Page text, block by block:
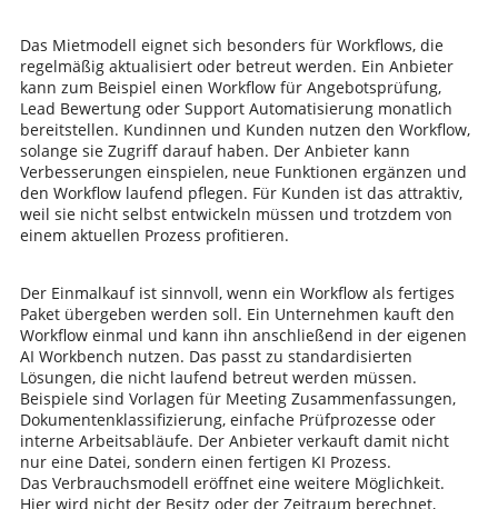
Das Mietmodell eignet sich besonders für Workflows, die
regelmäßig aktualisiert oder betreut werden. Ein Anbieter
kann zum Beispiel einen Workflow für Angebotsprüfung,
Lead Bewertung oder Support Automatisierung monatlich
bereitstellen. Kundinnen und Kunden nutzen den Workflow,
solange sie Zugriff darauf haben. Der Anbieter kann
Verbesserungen einspielen, neue Funktionen ergänzen und
den Workflow laufend pflegen. Für Kunden ist das attraktiv,
weil sie nicht selbst entwickeln müssen und trotzdem von
einem aktuellen Prozess profitieren.
Der Einmalkauf ist sinnvoll, wenn ein Workflow als fertiges
Paket übergeben werden soll. Ein Unternehmen kauft den
Workflow einmal und kann ihn anschließend in der eigenen
AI Workbench nutzen. Das passt zu standardisierten
Lösungen, die nicht laufend betreut werden müssen.
Beispiele sind Vorlagen für Meeting Zusammenfassungen,
Dokumentenklassifizierung, einfache Prüfprozesse oder
interne Arbeitsabläufe. Der Anbieter verkauft damit nicht
nur eine Datei, sondern einen fertigen KI Prozess.
Das Verbrauchsmodell eröffnet eine weitere Möglichkeit.
Hier wird nicht der Besitz oder der Zeitraum berechnet,